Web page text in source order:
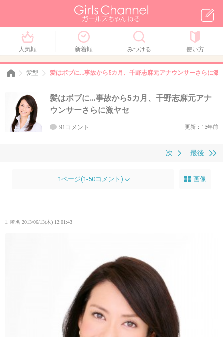
人気順 新着順 みつける 使い方
髪型 髪はボブに…事故から5カ月、千野志麻元アナウンサーさらに激
髪はボブに…事故から5カ月、千野志麻元アナ
ウンサーさらに激ヤセ
91コメント 更新：13年前
最後
次
1ページ(1-50コメント) 画像
1. 匿名 2013/06/13(木) 12:01:43